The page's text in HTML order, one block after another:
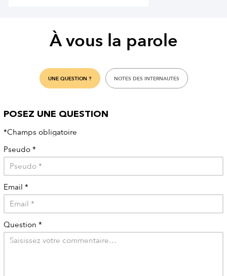
À vous la parole
UNE QUESTION ? NOTES DES INTERNAUTES
POSEZ UNE QUESTION
*Champs obligatoire
Pseudo *
Email *
Question *